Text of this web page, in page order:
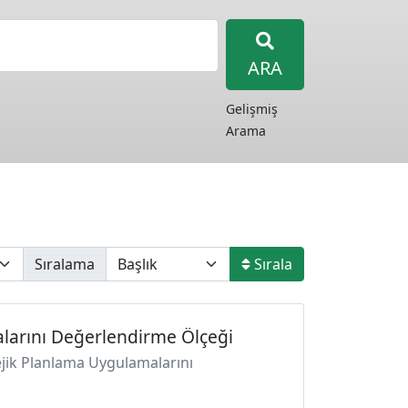
ARA
Gelişmiş
Arama
Sıralama Sırala
Değerlendirme Ölçeği
Planlama Uygulamalarını